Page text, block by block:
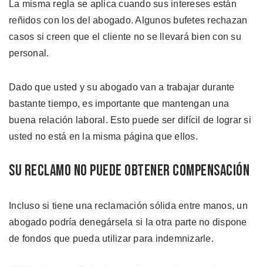
La misma regla se aplica cuando sus intereses están
reñidos con los del abogado. Algunos bufetes rechazan
casos si creen que el cliente no se llevará bien con su
personal.
Dado que usted y su abogado van a trabajar durante
bastante tiempo, es importante que mantengan una
buena relación laboral. Esto puede ser difícil de lograr si
usted no está en la misma página que ellos.
Su Reclamo no Puede Obtener Compensación
Incluso si tiene una reclamación sólida entre manos, un
abogado podría denegársela si la otra parte no dispone
de fondos que pueda utilizar para indemnizarle.